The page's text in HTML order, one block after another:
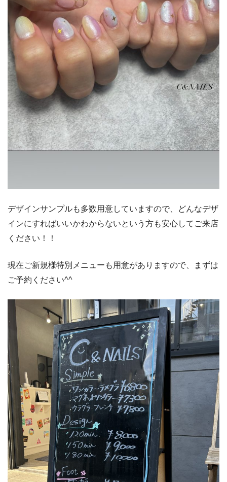
デザインサンプルも多数用意していますので、どんなデザ
インにすればいいかわからないという方も安心してご来店
ください！！
現在ご新規様特別メニューも用意がありますので、まずは
ご予約ください^^